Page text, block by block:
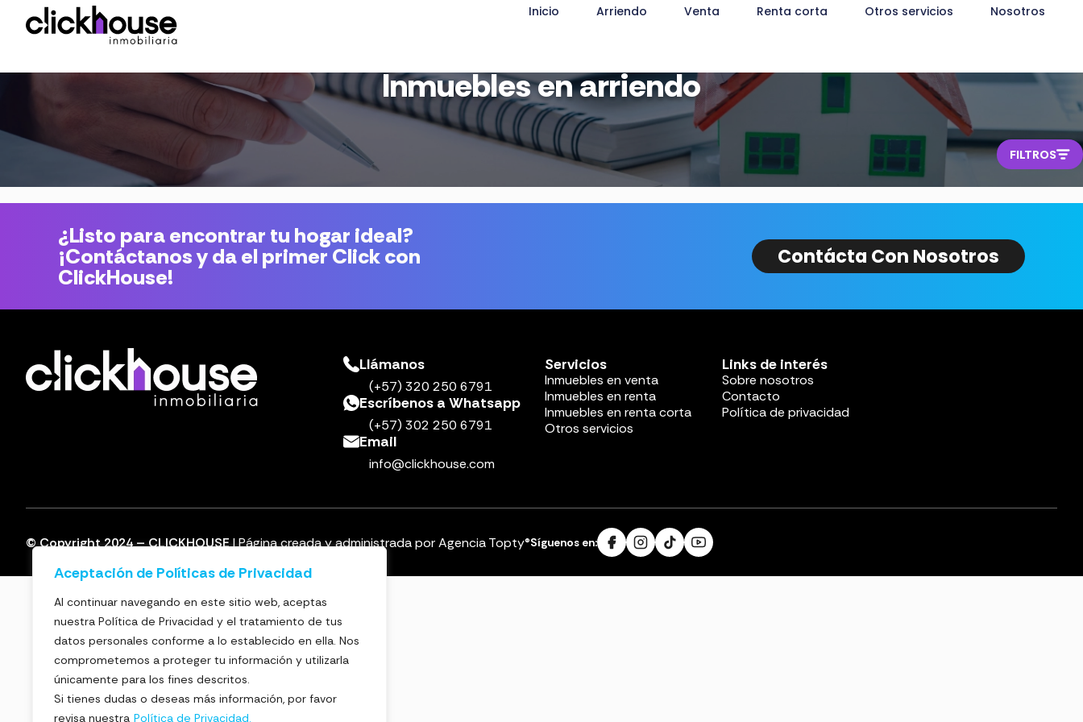
Aceptación de Políticas de Privacidad
Al continuar navegando en este sitio web, aceptas
nuestra Política de Privacidad y el tratamiento de tus
datos personales conforme a lo establecido en ella. Nos
comprometemos a proteger tu información y utilizarla
únicamente para los fines descritos.
Si tienes dudas o deseas más información, por favor
revisa nuestra Política de Privacidad.
Inicio Arriendo Venta Renta corta Otros servicios Nosotros
Inmuebles en arriendo
FILTROS
¿Listo para encontrar tu hogar ideal?
¡Contáctanos y da el primer Click con
ClickHouse!
Contácta Con Nosotros
Llámanos
(+57) 320 250 6791
Escríbenos a Whatsapp
(+57) 302 250 6791
Email
info@clickhouse.com
Servicios
Inmuebles en venta
Inmuebles en renta
Inmuebles en renta corta
Otros servicios
Links de interés
Sobre nosotros
Contacto
Política de privacidad
© Copyright 2024 – CLICKHOUSE| Página creada y administrada por Agencia Topty®Síguenos en: